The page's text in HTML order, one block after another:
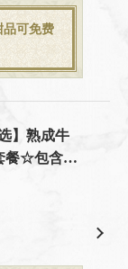
品可免费
】熟成牛
餐☆包含5
税）